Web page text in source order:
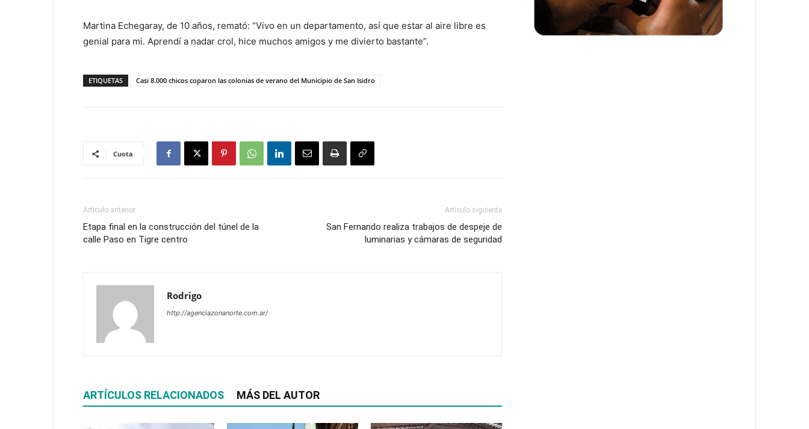
Martina Echegaray, de 10 años, remató: “Vivo en un departamento, así que estar al aire libre es
genial para mi. Aprendí a nadar crol, hice muchos amigos y me divierto bastante”.
ETIQUETAS Casi 8.000 chicos coparon las colonias de verano del Municipio de San Isidro
Cuota
Artículo anterior
Etapa final en la construcción del túnel de la
calle Paso en Tigre centro
Artículo siguiente
San Fernando realiza trabajos de despeje de
luminarias y cámaras de seguridad
Rodrigo
http://agenciazonanorte.com.ar/
ARTÍCULOS RELACIONADOS MÁS DEL AUTOR